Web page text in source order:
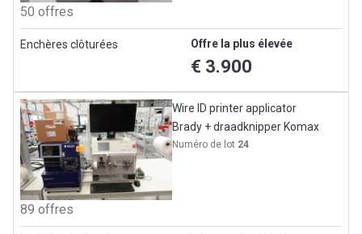
50 offres
Enchères clôturées Offre la plus élevée
€ 3.900
Wire ID printer applicator
Brady + draadknipper Komax
Numéro de lot 24
89 offres